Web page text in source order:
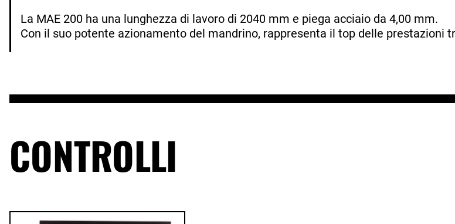
La MAE 200 ha una lunghezza di lavoro di 2040 mm e piega acciaio da 4,00 mm.
Con il suo potente azionamento del mandrino, rappresenta il top delle prestazioni
CONTROLLI